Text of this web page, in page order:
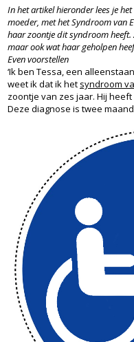
In het artikel hieronder lees je
moeder, met het Syndroom van
haar zoontje dit syndroom heeft.
maar ook wat haar geholpen
Even voorstellen
‘Ik ben Tessa, een
weet ik dat ik het syndroom
zoontje van zes jaar. Hij
Deze diagnose is twee